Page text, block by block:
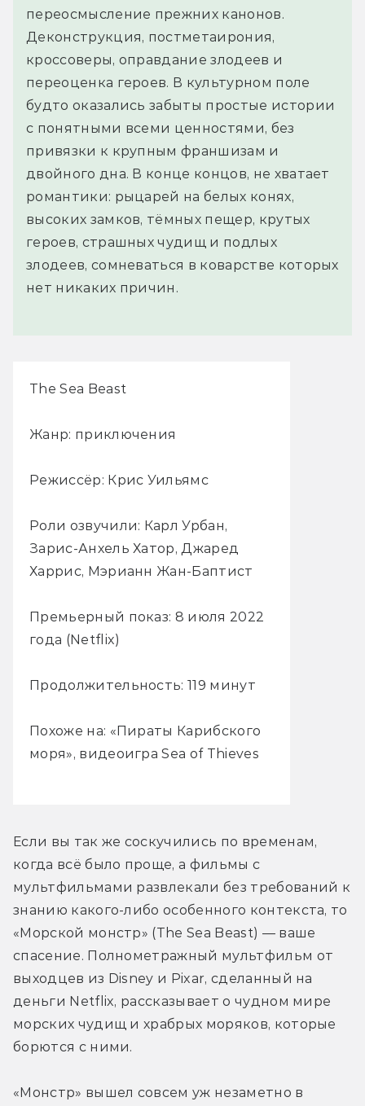
переосмысление прежних канонов.
Деконструкция, постметаирония,
кроссоверы, оправдание злодеев и
переоценка героев. В культурном поле
будто оказались забыты простые истории
c понятными всеми ценностями, без
привязки к крупным франшизам и
двойного дна. В конце концов, не хватает
романтики: рыцарей на белых конях,
высоких замков, тёмных пещер, крутых
героев, страшных чудищ и подлых
злодеев, сомневаться в коварстве которых
нет никаких причин.
The Sea Beast
Жанр: приключения
Режиссёр: Крис Уильямс
Роли озвучили: Карл Урбан,
Зарис-Анхель Хатор, Джаред
Харрис, Мэрианн Жан-Баптист
Премьерный показ: 8 июля 2022
года (Netflix)
Продолжительность: 119 минут
Похоже на: «Пираты Карибского
моря», видеоигра Sea of Thieves
Если вы так же соскучились по временам,
когда всё было проще, а фильмы с
мультфильмами развлекали без требований к
знанию какого-либо особенного контекста, то
«Морской монстр» (The Sea Beast) — ваше
спасение. Полнометражный мультфильм от
выходцев из Disney и Pixar, сделанный на
деньги Netflix, рассказывает о чудном мире
морских чудищ и храбрых моряков, которые
борются с ними.
«Монстр» вышел совсем уж незаметно в